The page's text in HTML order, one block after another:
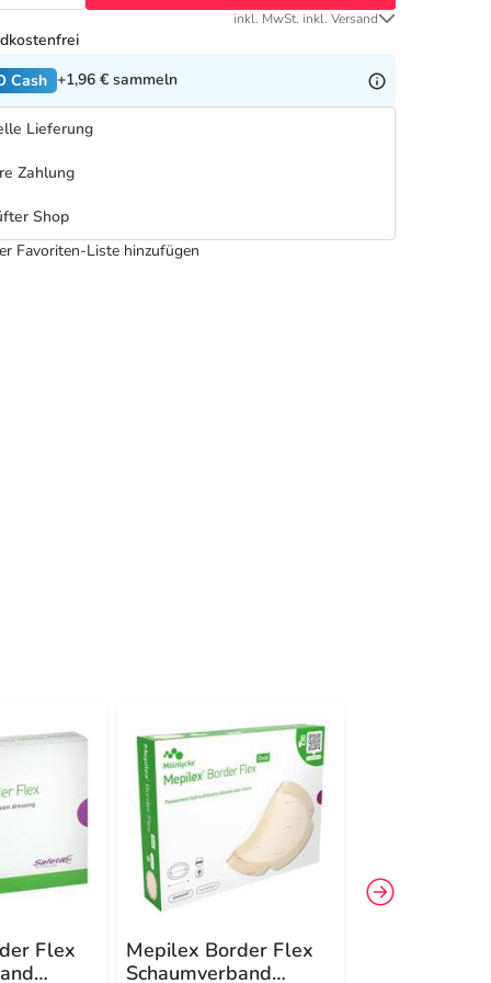
inkl. MwSt. inkl. Versand
Cash +1,96 € sammeln
Lieferung
Zahlung
Shop
Favoriten-Liste hinzufügen
Flex
Mepilex Border Flex
Schaumverband